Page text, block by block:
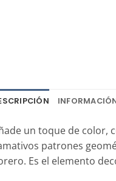
un toque de color,
patrones
Es el elemento